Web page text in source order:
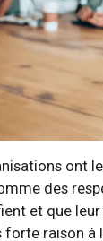
ont
des
et que
forte raison à